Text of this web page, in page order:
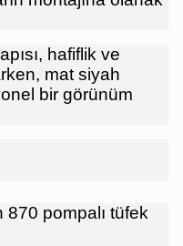
hafiflik ve
mat siyah
bir görünüm
pompalı tüfek